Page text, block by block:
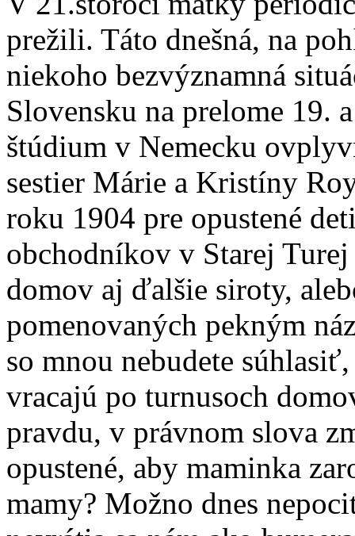
prežili. Táto dnešná, na
niekoho bezvýznamná
Slovensku na prelome 19.
štúdium v Nemecku
sestier Márie a Kristíny
roku 1904 pre opustené
obchodníkov v Starej
domov aj ďalšie siroty,
pomenovaných pekným
so mnou nebudete
vracajú po turnusoch
pravdu, v právnom slova
opustené, aby maminka
mamy? Možno dnes